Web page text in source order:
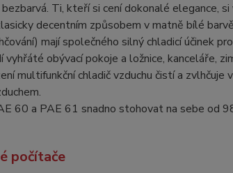
Ti, kteří si cení dokonalé elegance,
decentním způsobem v matně bílé
mají společného silný chladicí účinek
obývací pokoje a ložnice, kanceláře,
multifunkční chladič vzduchu čistí a zvlhčuje
60 a PAE 61 snadno stohovat na sebe od
počítače